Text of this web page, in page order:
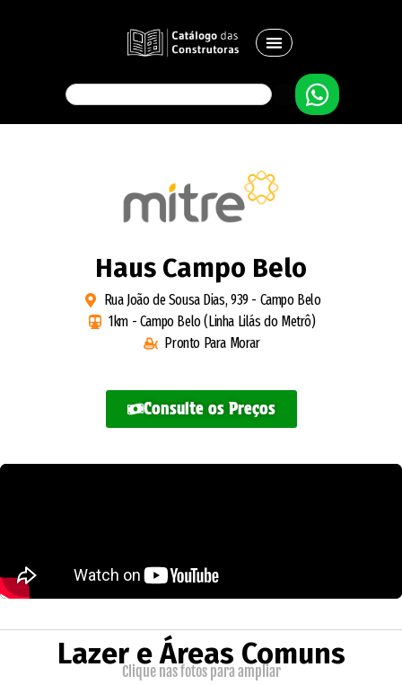
Haus Campo Belo
Rua João de Sousa Dias, 939 - Campo Belo
1km - Campo Belo (Linha Lilás do Metrô)
Pronto Para Morar
Consulte os Preços
Lazer e Áreas Comuns
Clique nas fotos para ampliar